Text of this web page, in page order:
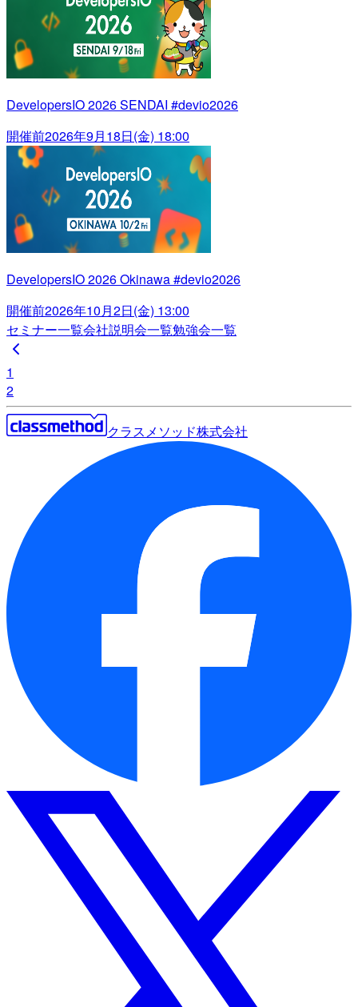
DevelopersIO 2026 SENDAI #devio2026
開催前2026年9月18日(金) 18:00
DevelopersIO 2026 Okinawa #devio2026
開催前2026年10月2日(金) 13:00
セミナー一覧会社説明会一覧勉強会一覧
1
2
クラスメソッド株式会社